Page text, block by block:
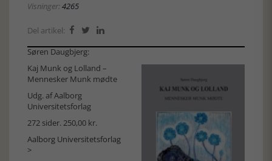
Visninger:4265
Del artikel:   
Søren Daugbjerg:
Kaj Munk og Lolland –
Mennesker Munk mødte
Udg. af Aalborg
Universitetsforlag
272 sider. 250,00 kr.
Aalborg Universitetsforlag
>